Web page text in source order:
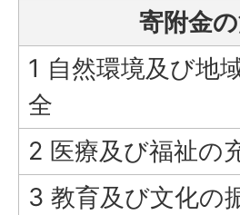
寄附金
1 自然環境及び地
全
2 医療及び福祉の
3 教育及び文化の